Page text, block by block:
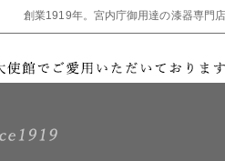
創業1919年。宮内庁御用達の漆器専門